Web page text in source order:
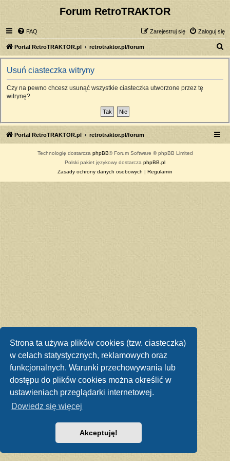
Strona ta używa plików cookies (tzw. ciasteczka)
w celach statystycznych, reklamowych oraz
funkcjonalnych. Warunki przechowywania lub
dostępu do plików cookies można określić w
ustawieniach przeglądarki internetowej.
Dowiedz się więcej
Akceptuję!
Forum RetroTRAKTOR
FAQ Zaloguj się
Zarejestruj się
Portal RetroTRAKTOR.pl retrotraktor.pl/forum
z
Usuń ciasteczka witryny
Czy na pewno chcesz usunąć wszystkie ciasteczka utworzone przez tę
witrynę?
Portal RetroTRAKTOR.pl retrotraktor.pl/forum
Technologię dostarcza phpBB® Forum Software © phpBB Limited
Polski pakiet językowy dostarcza phpBB.pl
Zasady ochrony danych osobowych | Regulamin